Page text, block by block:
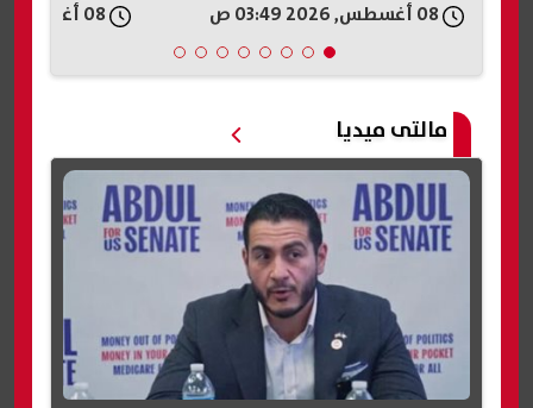
مالتى ميديا